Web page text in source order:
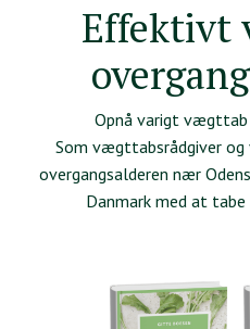
Effektivt
Opnå varigt vægttab
Som vægttabsrådgiver og
overgangsalderen nær
Danmark med at